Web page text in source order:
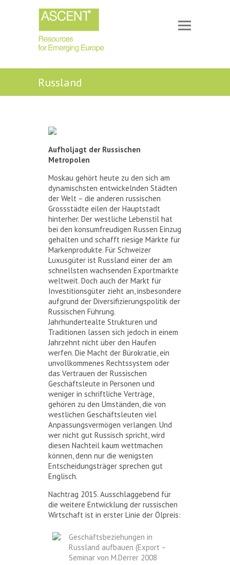
Russland
Aufholjagt der Russischen
Metropolen
Moskau gehört heute zu den sich am
dynamischsten entwickelnden Städten
der Welt – die anderen russischen
Grossstädte eilen der Hauptstadt
hinterher. Der westliche Lebenstil hat
bei den konsumfreudigen Russen Einzug
gehalten und schafft riesige Märkte für
Markenprodukte. Für Schweizer
Luxusgüter ist Russland einer der am
schnellsten wachsenden Exportmärkte
weltweit. Doch auch der Markt für
Investitionsgüter zieht an, insbesondere
aufgrund der Diversifizierungspolitik der
Russischen Führung.
Jahrhundertealte Strukturen und
Traditionen lassen sich jedoch in einem
Jahrzehnt nicht über den Haufen
werfen. Die Macht der Bürokratie, ein
unvollkommenes Rechtssystem oder
das Vertrauen der Russischen
Geschäftsleute in Personen und
weniger in schriftliche Verträge,
gehören zu den Umständen, die von
westlichen Geschäftsleuten viel
Anpassungsvermögen verlangen. Und
wer nicht gut Russisch spricht, wird
diesen Nachteil kaum wettmachen
können, denn nur die wenigsten
Entscheidungsträger sprechen gut
Englisch.
Nachtrag 2015. Ausschlaggebend für
die weitere Entwicklung der russischen
Wirtschaft ist in erster Linie der Ölpreis:
Geschäftsbeziehungen in
Russland aufbauen (Export –
Seminar von M.Derrer 2008